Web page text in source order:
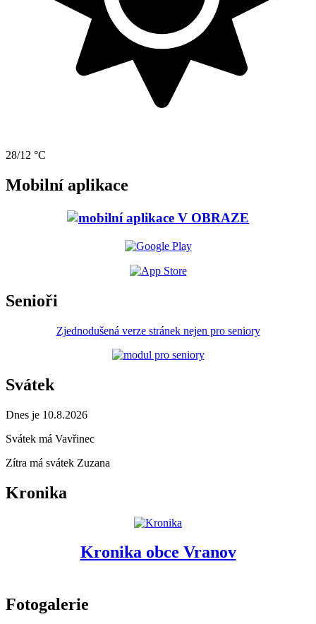
28/12 °C
Mobilní aplikace
Senioři
Zjednodušená verze stránek nejen pro seniory
Svátek
Dnes je 10.8.2026
Svátek má Vavřinec
Zítra má svátek Zuzana
Kronika
Kronika obce Vranov
Fotogalerie